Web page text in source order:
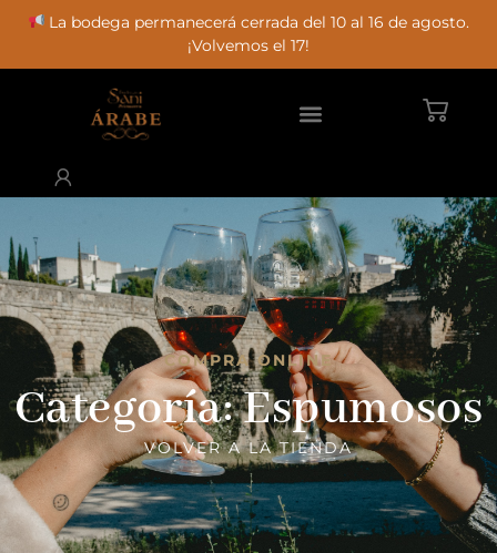
La bodega permanecerá cerrada del 10 al 16 de agosto.
¡Volvemos el 17!
COMPRA ONLINE
Categoría: Espumosos
VOLVER A LA TIENDA